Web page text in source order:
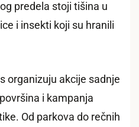
predela stoji tišina u
i insekti koji su hranili
organizuju akcije sadnje
i kampanja
Od parkova do rečnih